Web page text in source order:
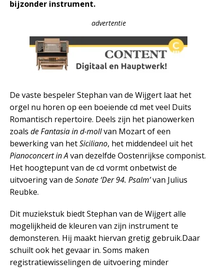
bijzonder instrument.
advertentie
De vaste bespeler Stephan van de Wijgert laat het
orgel nu horen op een boeiende cd met veel Duits
Romantisch repertoire. Deels zijn het pianowerken
zoals de Fantasia in d-mollvan Mozart of een
bewerking van hetSiciliano, het middendeel uit het
Pianoconcert in Avan dezelfde Oostenrijkse componist.
Het hoogtepunt van de cd vormt onbetwist de
uitvoering van de Sonate ‘Der 94. Psalm’van Julius
Reubke.
Dit muziekstuk biedt Stephan van de Wijgert alle
mogelijkheid de kleuren van zijn instrument te
demonsteren. Hij maakt hiervan gretig gebruik.Daar
schuilt ook het gevaar in. Soms maken
registratiewisselingen de uitvoering minder